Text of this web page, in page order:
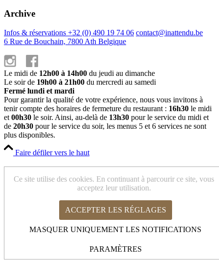
Archive
Infos & réservations +32 (0) 490 19 74 06 contact@inattendu.be
6 Rue de Bouchain, 7800 Ath Belgique
Le midi de 12h00 à 14h00 du jeudi au dimanche
Le soir de 19h00 à 21h00 du mercredi au samedi
Fermé lundi et mardi
Pour garantir la qualité de votre expérience, nous vous invitons à
tenir compte des horaires de fermeture du restaurant : 16h30 le midi
et 00h30 le soir. Ainsi, au-delà de 13h30 pour le service du midi et
de 20h30 pour le service du soir, les menus 5 et 6 services ne sont
plus disponibles.
Faire défiler vers le haut
Ce site utilise des cookies. En continuant à parcourir ce site, vous
acceptez leur utilisation.
ACCEPTER LES RÉGLAGES
MASQUER UNIQUEMENT LES NOTIFICATIONS
PARAMÈTRES
Comment nous utilisons les cookies
Cookies Web Essentiels
Autres services externes
Comment nous utilisons les cookies